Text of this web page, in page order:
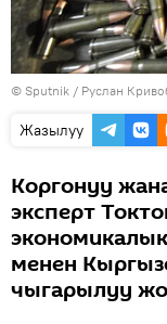
© Sputnik / Руслан
Жазылуу
Коргонуу
эксперт
менен
чыгарылуу